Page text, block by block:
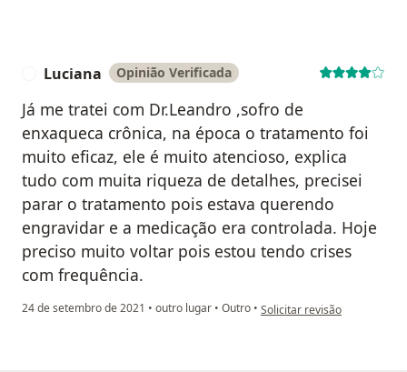
Luciana Opinião Verificada
Já me tratei com Dr.Leandro ,sofro de
enxaqueca crônica, na época o tratamento foi
muito eficaz, ele é muito atencioso, explica
tudo com muita riqueza de detalhes, precisei
parar o tratamento pois estava querendo
engravidar e a medicação era controlada. Hoje
preciso muito voltar pois estou tendo crises
com frequência.
24 de setembro de 2021 • outro lugar • Outro • na opinião do utilizador
Solicitar revisão